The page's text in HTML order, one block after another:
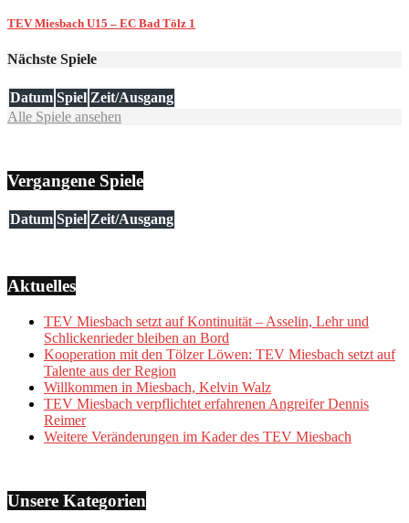
TEV Miesbach U15 – EC Bad Tölz 1
Nächste Spiele
Datum Spiel Zeit/Ausgang
Alle Spiele ansehen
Vergangene Spiele
Datum Spiel Zeit/Ausgang
Aktuelles
TEV Miesbach setzt auf Kontinuität – Asselin, Lehr und
Schlickenrieder bleiben an Bord
Kooperation mit den Tölzer Löwen: TEV Miesbach setzt auf
Talente aus der Region
Willkommen in Miesbach, Kelvin Walz
TEV Miesbach verpflichtet erfahrenen Angreifer Dennis
Reimer
Weitere Veränderungen im Kader des TEV Miesbach
Unsere Kategorien